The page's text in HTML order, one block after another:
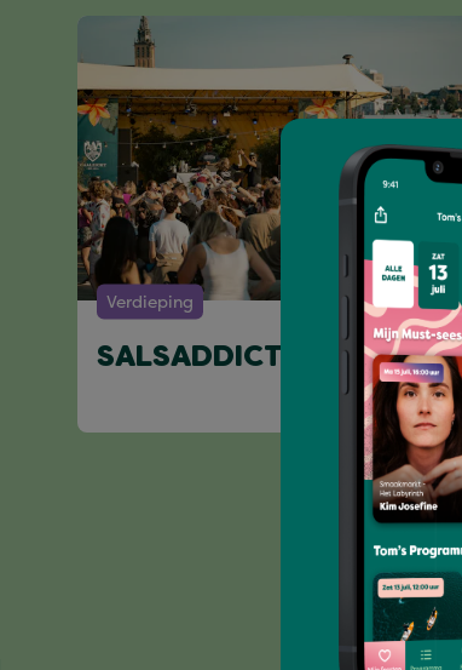
Verdieping
SALSADDICTION